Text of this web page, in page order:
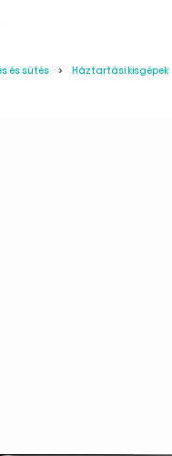
és sütés Háztartási kisgépek